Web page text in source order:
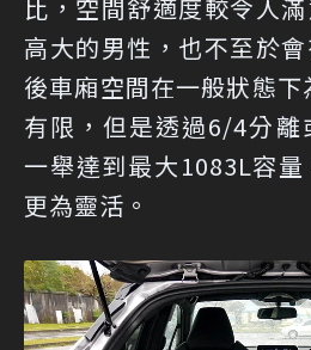
比，空間舒適度較令人
高大的男性，也不至於
後車廂空間在一般狀態
有限，但是透過6/4分離
一舉達到最大1083L容
更為靈活。